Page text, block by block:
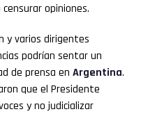
opiniones.
y varios dirigentes
podrían sentar un
de prensa en Argentina.
que el Presidente
y no judicializar